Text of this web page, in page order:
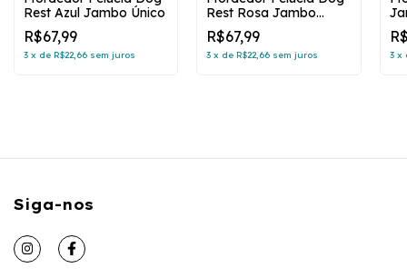
Rest Azul Jambo Único
R$67,99
3 x de R$22,66 sem juros
Rest Rosa Jambo
Único
R$67,99
3 x deR$22,66 sem juros 3 x
Siga-nos